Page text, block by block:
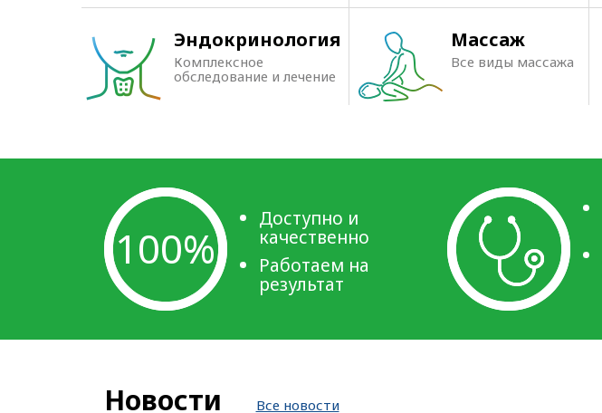
Эндокринология
Комплексное
обследование и лечение
Массаж
Все виды массажа
100%
Доступно и
качественно
Работаем на
результат
Новости Все новости